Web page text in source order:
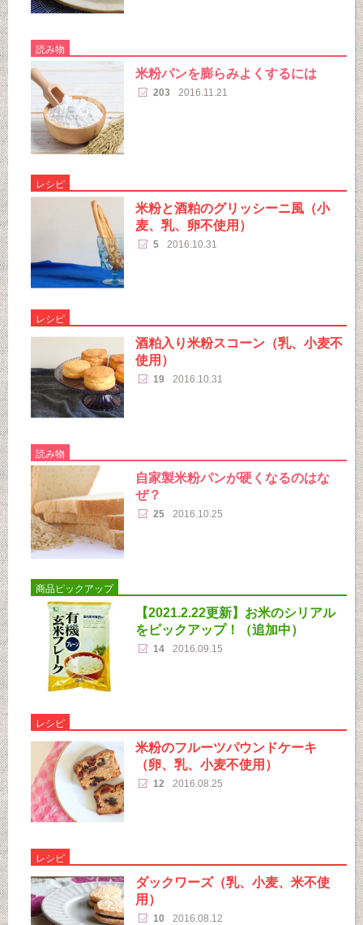
読み物
米粉パンを膨らみよくするには
203 2016.11.21
レシピ
米粉と酒粕のグリッシーニ風（小
麦、乳、卵不使用）
5 2016.10.31
レシピ
酒粕入り米粉スコーン（乳、小麦不
使用）
19 2016.10.31
読み物
自家製米粉パンが硬くなるのはな
ぜ？
25 2016.10.25
商品ピックアップ
【2021.2.22更新】お米のシリアル
をピックアップ！（追加中）
14 2016.09.15
レシピ
米粉のフルーツパウンドケーキ
（卵、乳、小麦不使用）
12 2016.08.25
レシピ
ダックワーズ（乳、小麦、米不使
用）
10 2016.08.12